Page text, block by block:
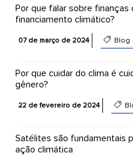
Por que falar sobre finanças
financiamento climático?
07 de março de 2024 Blog
Por que cuidar do clima é
gênero?
22 de fevereiro de 2024
Satélites são fundamentais
ação climática